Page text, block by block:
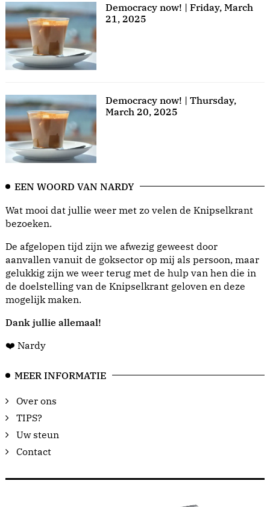
Democracy now! | Friday, March
21, 2025
Democracy now! | Thursday,
March 20, 2025
EEN WOORD VAN NARDY
Wat mooi dat jullie weer met zo velen de Knipselkrant
bezoeken.
De afgelopen tijd zijn we afwezig geweest door
aanvallen vanuit de goksector op mij als persoon, maar
gelukkig zijn we weer terug met de hulp van hen die in
de doelstelling van de Knipselkrant geloven en deze
mogelijk maken.
Dank jullie allemaal!
❤️ Nardy
MEER INFORMATIE
Over ons
TIPS?
Uw steun
Contact